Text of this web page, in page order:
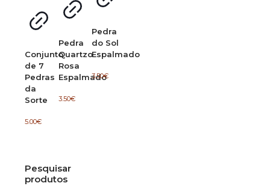
Conjunto
de 7
Pedras
da
Sorte
5.00€
Pedra
Quartzo
Rosa
Espalmado
3.50€
Pedra
do Sol
Espalmado
3.50€
Pesquisar
produtos